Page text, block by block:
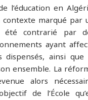
l’éducation en
marqué par
été contrarié par
ayant
dispensés, ainsi
ensemble. La
alors
de l’École